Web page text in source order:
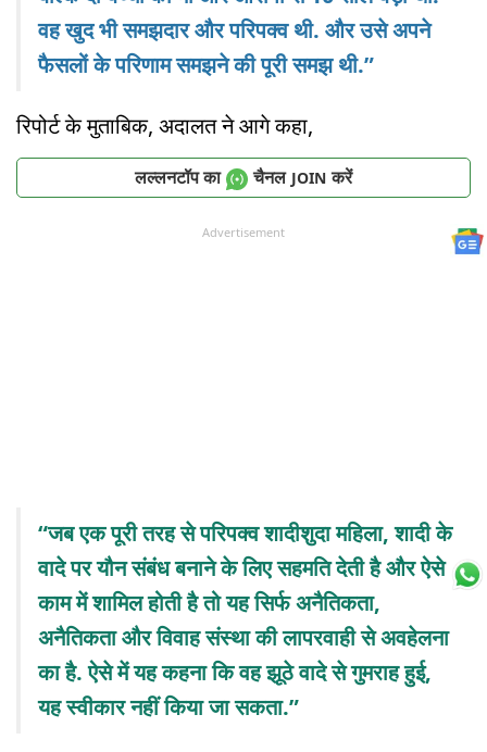
वह खुद भी समझदार और परिपक्व थी. और उसे अपने
फैसलों के परिणाम समझने की पूरी समझ थी.”
रिपोर्ट के मुताबिक, अदालत ने आगे कहा,
लल्लनटॉप का चैनल JOIN करें
Advertisement
“जब एक पूरी तरह से परिपक्व शादीशुदा महिला, शादी के
वादे पर यौन संबंध बनाने के लिए सहमति देती है और ऐसे
काम में शामिल होती है तो यह सिर्फ अनैतिकता,
अनैतिकता और विवाह संस्था की लापरवाही से अवहेलना
का है. ऐसे में यह कहना कि वह झूठे वादे से गुमराह हुई,
यह स्वीकार नहीं किया जा सकता.”